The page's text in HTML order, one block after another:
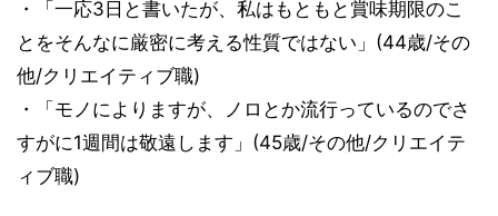
・「一応3日と書いたが、私はもともと賞味期限のこ
とをそんなに厳密に考える性質ではない」(44歳/その
他/クリエイティブ職)
・「モノによりますが、ノロとか流行っているのでさ
すがに1週間は敬遠します」(45歳/その他/クリエイテ
ィブ職)